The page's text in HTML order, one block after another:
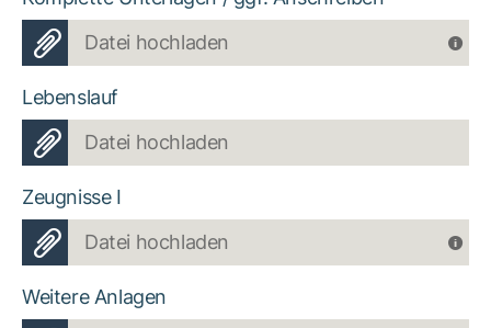
Datei hochladen
Lebenslauf
Datei hochladen
Zeugnisse I
Datei hochladen
Weitere Anlagen